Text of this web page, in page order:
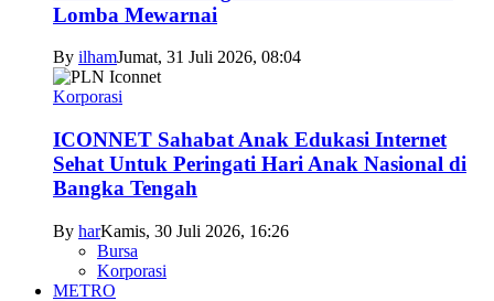
Lomba Mewarnai
By ilhamJumat, 31 Juli 2026, 08:04
Korporasi
ICONNET Sahabat Anak Edukasi Internet
Sehat Untuk Peringati Hari Anak Nasional di
Bangka Tengah
By harKamis, 30 Juli 2026, 16:26
Bursa
Korporasi
METRO